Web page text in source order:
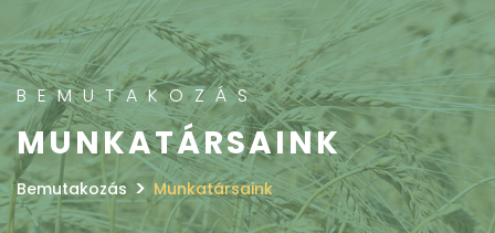
BEMUTAKOZÁS
MUNKATÁRSAINK
Bemutakozás > Munkatársaink